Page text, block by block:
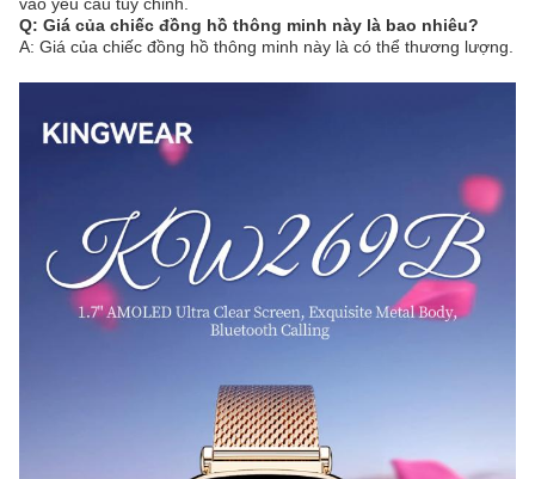
Q: Giá của chiếc đồng hồ thông minh này là bao nhiêu?
A: Giá của chiếc đồng hồ thông minh này là có thể thương lượng.